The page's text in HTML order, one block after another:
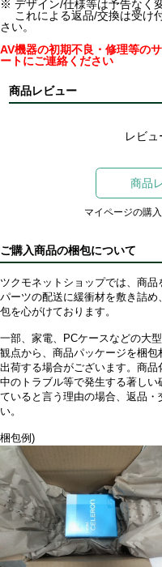
※ デザイン/仕様等は予告なく
これによる返品/交換は受け
さい。
AV機器の初期不良・修理等の
ートにご連絡ください
商品レビュー
レビ
商品
マイページの購
ご購入商品の梱包について
ツクモネットショップでは、商
パーツの配送に緩衝材を敷き詰
包を心がけております。
一部、家電、PCケースなどの大
観点から、商品パッケージを梱
出荷する場合がございます。商
中のトラブル等で発生する著し
ていると言う理由の場合、返品
い。
梱包例)